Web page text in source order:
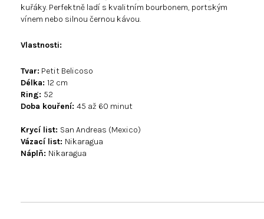
kuřáky. Perfektně ladí s kvalitním bourbonem, portským
vínem nebo silnou černou kávou.
Vlastnosti:
Tvar: Petit Belicoso
Délka: 12 cm
Ring: 52
Doba kouření: 45 až 60 minut
Krycí list: San Andreas (Mexico)
Vázací list: Nikaragua
Náplň: Nikaragua